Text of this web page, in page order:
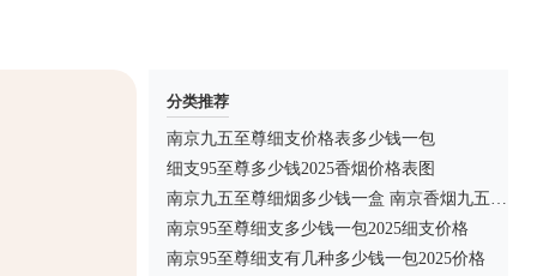
分类推荐
南京九五至尊细支价格表多少钱一包
细支95至尊多少钱2025香烟价格表图
南京九五至尊细烟多少钱一盒 南京香烟九五至尊细价格
南京95至尊细支多少钱一包2025细支价格
南京95至尊细支有几种多少钱一包2025价格